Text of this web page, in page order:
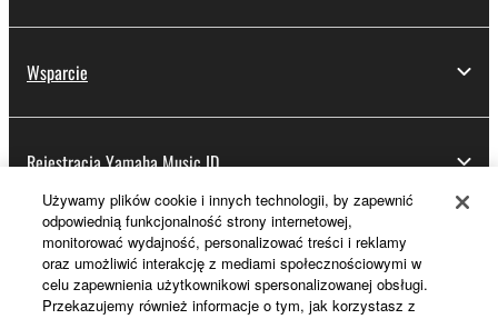
Wsparcie
Rejestracja Yamaha Music ID
Informacje o Yamaha
Używamy plików cookie i innych technologii, by zapewnić
odpowiednią funkcjonalność strony internetowej,
monitorować wydajność, personalizować treści i reklamy
oraz umożliwić interakcję z mediami społecznościowymi w
celu zapewnienia użytkownikowi spersonalizowanej obsługi.
Przekazujemy również informacje o tym, jak korzystasz z